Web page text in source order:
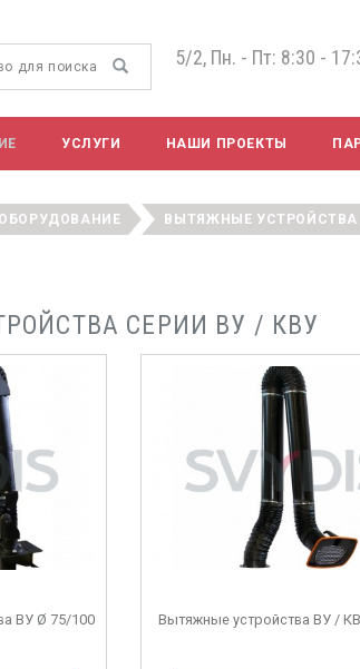
5/2, Пн. - Пт: 8:30 -
УСЛУГИ НАШИ ПРОЕКТЫ
ВЫТЯЖНЫЕ УСТРОЙСТВА
СЕРИИ ВУ / КВУ
ВУ Ø 75/100
Вытяжные устройства ВУ /